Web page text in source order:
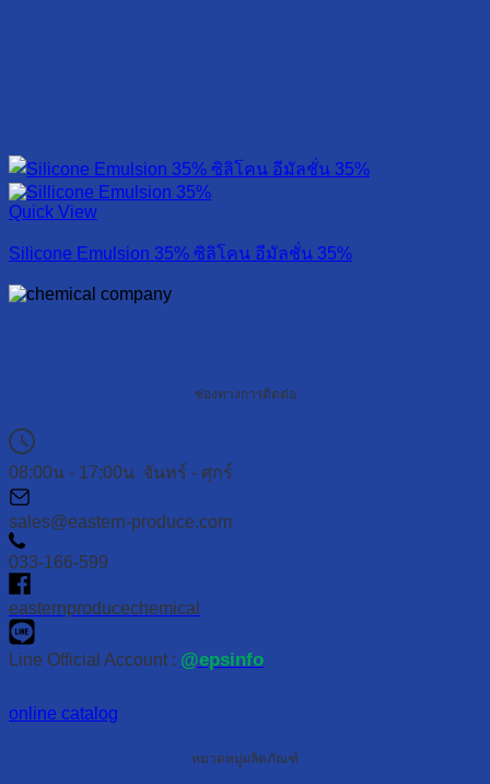
Quick View
Silicone Emulsion 35% ซิลิโคน อีมัลชั่น 35%
ช่องทางการติดต่อ
08:00น - 17:00น จันทร์ - ศุกร์
sales@eastern-produce.com
033-166-599
easternproducechemical
Line Official Account : @epsinfo
online catalog
หมวดหมู่ผลิตภัณฑ์